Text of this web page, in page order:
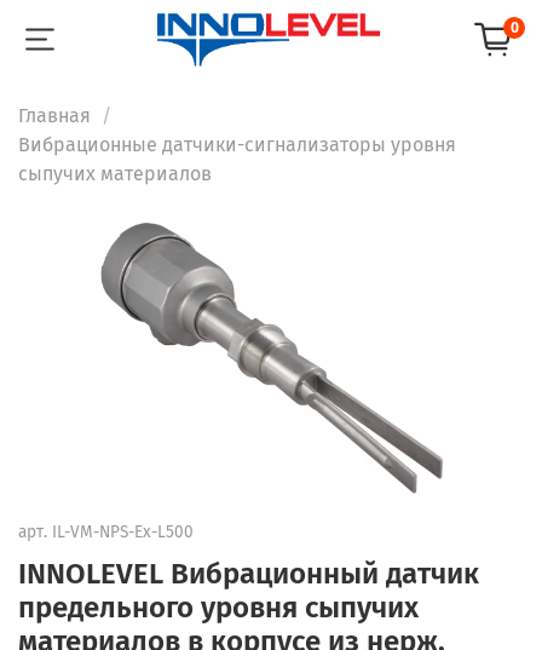
0
Главная
Вибрационные датчики-сигнализаторы уровня
сыпучих материалов
арт. IL-VM-NPS-Ex-L500
INNOLEVEL Вибрационный датчик
предельного уровня сыпучих
материалов в корпусе из нерж.